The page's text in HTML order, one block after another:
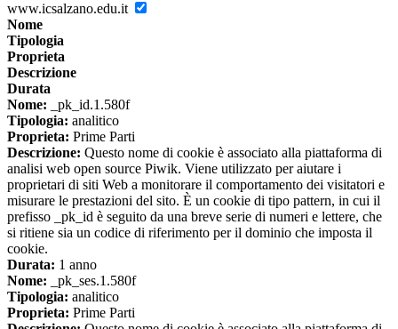
www.icsalzano.edu.it
Nome
Tipologia
Proprieta
Descrizione
Durata
Nome: _pk_id.1.580f
Tipologia: analitico
Proprieta: Prime Parti
Descrizione: Questo nome di cookie è associato alla piattaforma di
analisi web open source Piwik. Viene utilizzato per aiutare i
proprietari di siti Web a monitorare il comportamento dei visitatori e
misurare le prestazioni del sito. È un cookie di tipo pattern, in cui il
prefisso _pk_id è seguito da una breve serie di numeri e lettere, che
si ritiene sia un codice di riferimento per il dominio che imposta il
cookie.
Durata: 1 anno
Nome: _pk_ses.1.580f
Tipologia: analitico
Proprieta: Prime Parti